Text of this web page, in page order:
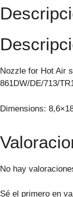
Nozzle for Hot Air
861DW/DE/713/
Dimensions:
No hay
Sé el primero en